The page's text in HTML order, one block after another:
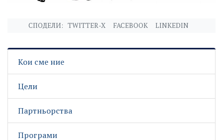
СПОДЕЛИ: TWITTER-X FACEBOOK LINKEDIN
Кои сме ние
Цели
Партньорства
Програми